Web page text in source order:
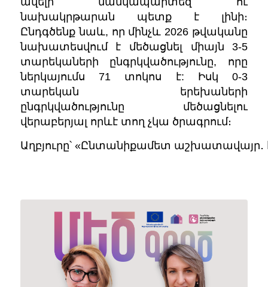
նախակրթարան պետք է լինի։
Ընդգծենք նաև, որ մինչև 2026 թվականը
նախատեսվում է մեծացնել միայն 3-5
տարեկաների ընգրկվածությունը, որը
ներկայումս 71 տոկոս է: Իսկ 0-3
տարեկան երեխաների
ընգրկվածությունը մեծացնելու
վերաբերյալ որևէ տող չկա ծրագրում։
Աղբյուրը՝ «Ընտանիքամետ աշխատավայր․